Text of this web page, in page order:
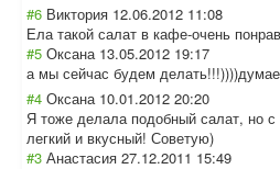
#6 Виктория 12.06.2012 11:08
Ела такой салат в кафе-очень
#5 Оксана 13.05.2012 19:17
а мы сейчас будем делать!!!))))ду
#4 Оксана 10.01.2012 20:20
Я тоже делала подобный салат, но с
легкий и вкусный! Советую)
#3 Анастасия 27.12.2011 15:49